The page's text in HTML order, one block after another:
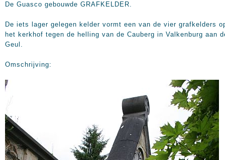
De Guasco gebouwde GRAFKELDER.
De iets lager gelegen kelder vormt een van de vier grafkelders
het kerkhof tegen de helling van de Cauberg in Valkenburg aan
Geul.
Omschrijving: